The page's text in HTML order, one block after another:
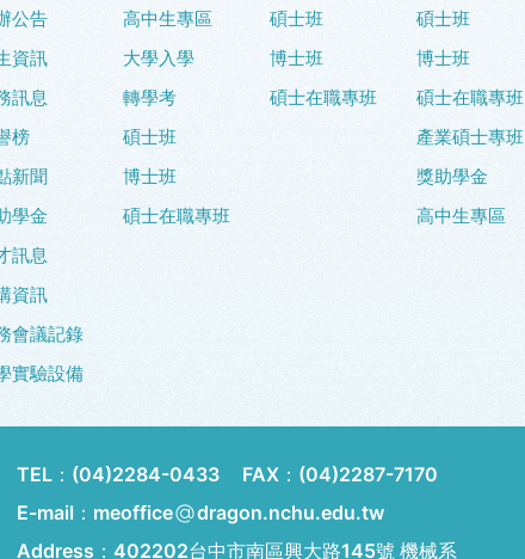
公告
資訊
訊息
榜
新聞
學金
訊息
資訊
會議記錄
實驗設備
高中生專區
大學入學
轉學考
碩士班
博士班
碩士在職專班
碩士班
博士班
碩士在職專班
碩士班
博士班
碩士在職專班
產業碩士專班
獎助學金
高中生專區
TEL： (04)2284-0433 FAX： (04)2287-7170
E-mail：meoffice
dragon.nchu.edu.tw
Address： 402202台中市南區興大路145號 機械系